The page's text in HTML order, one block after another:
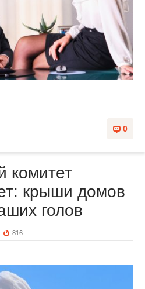
0
комитет
крыши домов
голов
816